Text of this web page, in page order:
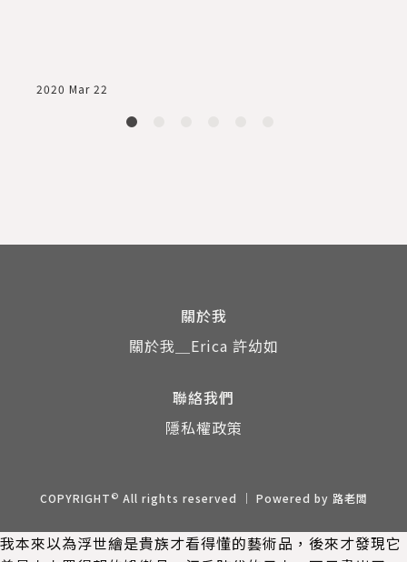
2020 Mar 22
關於我
關於我＿Erica 許幼如
聯絡我們
隱私權政策
COPYRIGHT © All rights reserved ｜ Powered by 路老闆
我本來以為浮世繪是貴族才看得懂的藝術品，後來才發現它